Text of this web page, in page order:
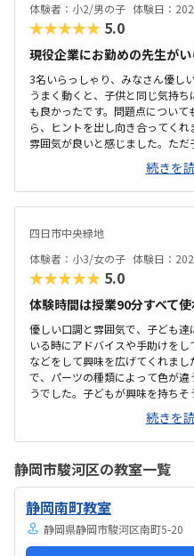
体験者：小2/男の子 体験日：
★★★★★ 5.0
現役企業にお勤めの先生が
3名いらっしゃり、みなさん優し
うまく動くと、子供と同じ気持
も良かったです。問題点につい
ら、ヒントを出し向き合ってく
雰囲気が良いと感じました。た
の上に「教科書とキットをどこ
かけてくださり、そこから自分
ントをいただきながら、自分で
駅近くですが、静かな環境です
できました。入室したら必ず手
教科書などもきちんと整理整頓さ
半額になりました。入会金も無料
続きを
四日市中央緑地
体験者：小3/女の子 体験日：
★★★★★ 5.0
体験時間は授業90分すべて
優しい口調と雰囲気で、子ども
いる時にアドバイスや手助けを
などをして興味を広げてくれま
で、パーツの種類によって色が
うでした。子どもが興味を持ち
ったです。駐車場は停めやすく
ます。近くに別の施設もあるの
思いました。教室はシンプルで
したりできるのは助かります。料
いませんが、子どもの成長具合
的にどんどん作り進めていった
さんあれこれ説明されずブロック
続きを
静岡市駿河区の教室一覧
静岡南町教室
静岡県静岡市駿河区南町5-20